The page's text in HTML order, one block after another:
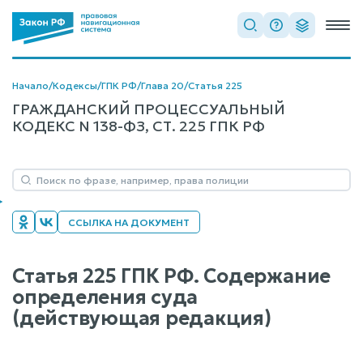
Начало/Кодексы/ГПК РФ/Глава 20/Статья 225
ГРАЖДАНСКИЙ ПРОЦЕССУАЛЬНЫЙ
КОДЕКС N 138-ФЗ, СТ. 225 ГПК РФ
ССЫЛКА НА ДОКУМЕНТ
Статья 225 ГПК РФ. Содержание
определения суда
(действующая редакция)